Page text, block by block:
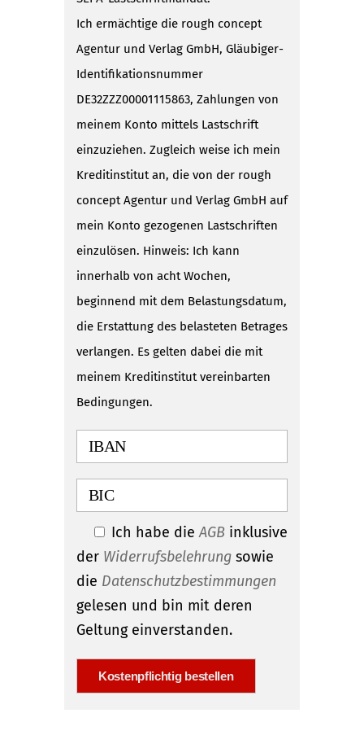
Ich ermächtige die rough concept
Agentur und Verlag GmbH, Gläubiger-
Identifikationsnummer
DE32ZZZ00001115863, Zahlungen von
meinem Konto mittels Lastschrift
einzuziehen. Zugleich weise ich mein
Kreditinstitut an, die von der rough
concept Agentur und Verlag GmbH auf
mein Konto gezogenen Lastschriften
einzulösen. Hinweis: Ich kann
innerhalb von acht Wochen,
beginnend mit dem Belastungsdatum,
die Erstattung des belasteten Betrages
verlangen. Es gelten dabei die mit
meinem Kreditinstitut vereinbarten
Bedingungen.
Ich habe dieAGB inklusive
der Widerrufsbelehrung sowie
die Datenschutzbestimmungen
gelesen und bin mit deren
Geltung einverstanden.